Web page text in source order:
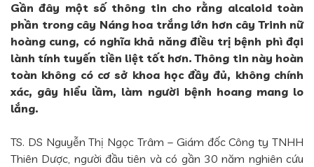
Gần đây một số thông tin cho rằng alcaloid toàn
phần trong cây Náng hoa trắng lớn hơn cây Trinh nữ
hoàng cung, có nghĩa khả năng điều trị bệnh phì đại
lành tính tuyến tiền liệt tốt hơn. Thông tin này hoàn
toàn không có cơ sở khoa học đầy đủ, không chính
xác, gây hiểu lầm, làm người bệnh hoang mang lo
lắng.
TS. DS Nguyễn Thị Ngọc Trâm – Giám đốc Công ty TNHH
Thiên Dược, người đầu tiên và có gần 30 năm nghiên cứu